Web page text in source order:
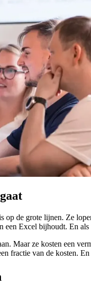
op de grote lijnen. Ze
een Excel bijhoudt. En
Maar ze kosten een
fractie van de kosten.